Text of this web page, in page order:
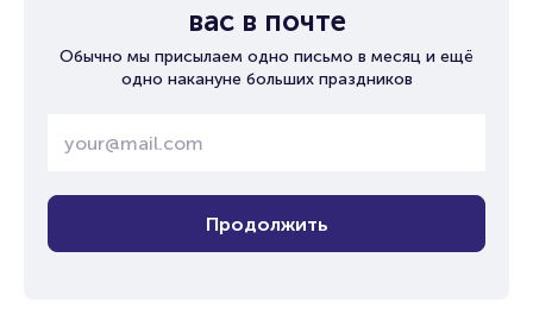
вас в почте
Обычно мы присылаем одно письмо в месяц и ещё
одно накануне больших праздников
Продолжить